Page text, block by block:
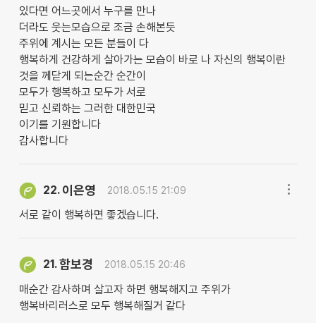
있다면 어느곳에서 누구를 만나
더라도 웃는모습으로 조금 손해본듯
주위에 계시는 모든 분들이 다
행복하게 건강하게 살아가는 모습이 바로 나 자신의 행복이란
것을 께닫게 되는순간 순간이
모두가 행복하고 모두가 서로
믿고 신뢰하는 그러한 대한민국
이기를 기원합니다
감사합니다
22. 이은영 2018.05.15 21:09
서로 같이 행복하면 좋겠습니다.
21.함보경 2018.05.15 20:46
매순간 감사하며 살고자 하면 행복해지고 주위가
행복바리러스로 모두 행복해질거 같다